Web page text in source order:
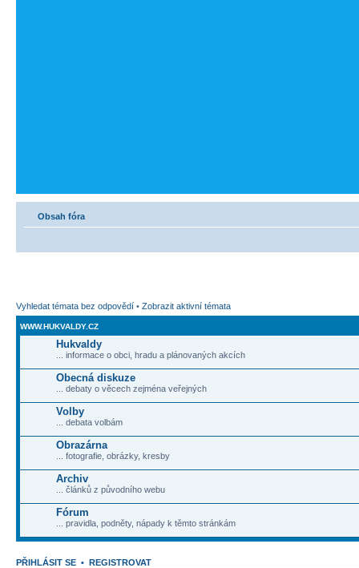
Obsah fóra
Vyhledat témata bez odpovědí • Zobrazit aktivní témata
WWW.HUKVALDY.CZ
Hukvaldy
... informace o obci, hradu a plánovaných akcích
Obecná diskuze
... debaty o věcech zejména veřejných
Volby
... debata volbám
Obrazárna
... fotografie, obrázky, kresby
Archiv
... článků z původního webu
Fórum
... pravidla, podněty, nápady k těmto stránkám
PŘIHLÁSIT SE • REGISTROVAT